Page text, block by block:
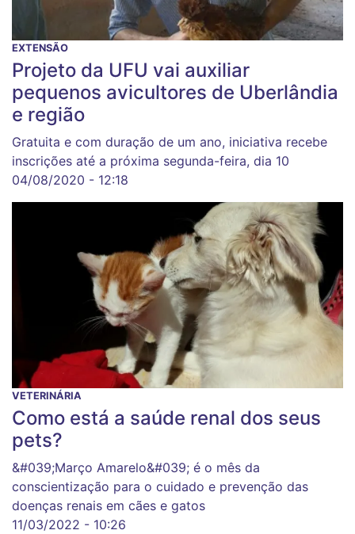
EXTENSÃO
Projeto da UFU vai auxiliar
pequenos avicultores de Uberlândia
e região
Gratuita e com duração de um ano, iniciativa recebe
inscrições até a próxima segunda-feira, dia 10
04/08/2020 - 12:18
VETERINÁRIA
Como está a saúde renal dos seus
pets?
&#039;Março Amarelo&#039; é o mês da
conscientização para o cuidado e prevenção das
doenças renais em cães e gatos
11/03/2022 - 10:26